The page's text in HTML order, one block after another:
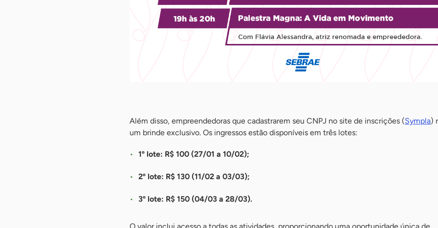
Além disso, empreendedoras que cadastrarem seu CNPJ no site de inscrições (Sympla)
um brinde exclusivo. Os ingressos estão disponíveis em três lotes:
1º lote: R$ 100 (27/01 a 10/02);
2º lote: R$ 130 (11/02 a 03/03);
3º lote: R$ 150 (04/03 a 28/03).